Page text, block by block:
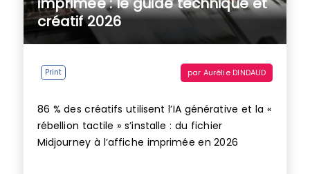
créatif 2026
Print par Aurélie DINDAUD
86 % des créatifs utilisent l’IA générative et la «
rébellion tactile » s’installe : du fichier
Midjourney à l’affiche imprimée en 2026